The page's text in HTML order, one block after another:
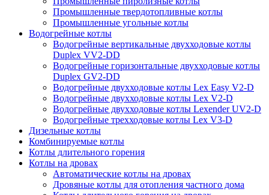
Промышленные твердотопливные котлы
Промышленные угольные котлы
Водогрейные котлы
Водогрейные вертикальные двухходовые котлы
Duplex VV2-DD
Водогрейные горизонтальные двухходовые котлы
Duplex GV2-DD
Водогрейные двухходовые котлы Lex Easy V2-D
Водогрейные двухходовые котлы Lex V2-D
Водогрейные двухходовые котлы Lexender UV2-D
Водогрейные трехходовые котлы Lex V3-D
Дизельные котлы
Комбинируемые котлы
Котлы длительного горения
Котлы на дровах
Автоматические котлы на дровах
Дровяные котлы для отопления частного дома